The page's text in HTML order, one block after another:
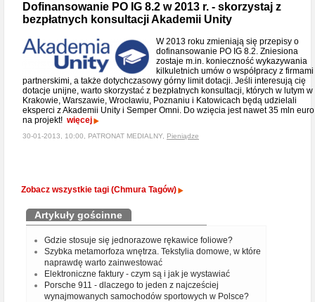
Dofinansowanie PO IG 8.2 w 2013 r. - skorzystaj z
bezpłatnych konsultacji Akademii Unity
W 2013 roku zmieniają się przepisy o
dofinansowanie PO IG 8.2. Zniesiona
zostaje m.in. konieczność wykazywania
kilkuletnich umów o współpracy z firmami
partnerskimi, a także dotychczasowy górny limit dotacji. Jeśli interesują cię
dotacje unijne, warto skorzystać z bezpłatnych konsultacji, których w lutym w
Krakowie, Warszawie, Wrocławiu, Poznaniu i Katowicach będą udzielali
eksperci z Akademii Unity i Semper Omni. Do wzięcia jest nawet 35 mln euro
na projekt! więcej
30-01-2013, 10:00, PATRONAT MEDIALNY, Pieniądze
Zobacz wszystkie tagi (Chmura Tagów)
Artykuły gościnne
Gdzie stosuje się jednorazowe rękawice foliowe?
Szybka metamorfoza wnętrza. Tekstylia domowe, w które
naprawdę warto zainwestować
Elektroniczne faktury - czym są i jak je wystawiać
Porsche 911 - dlaczego to jeden z najcześciej
wynajmowanych samochodów sportowych w Polsce?